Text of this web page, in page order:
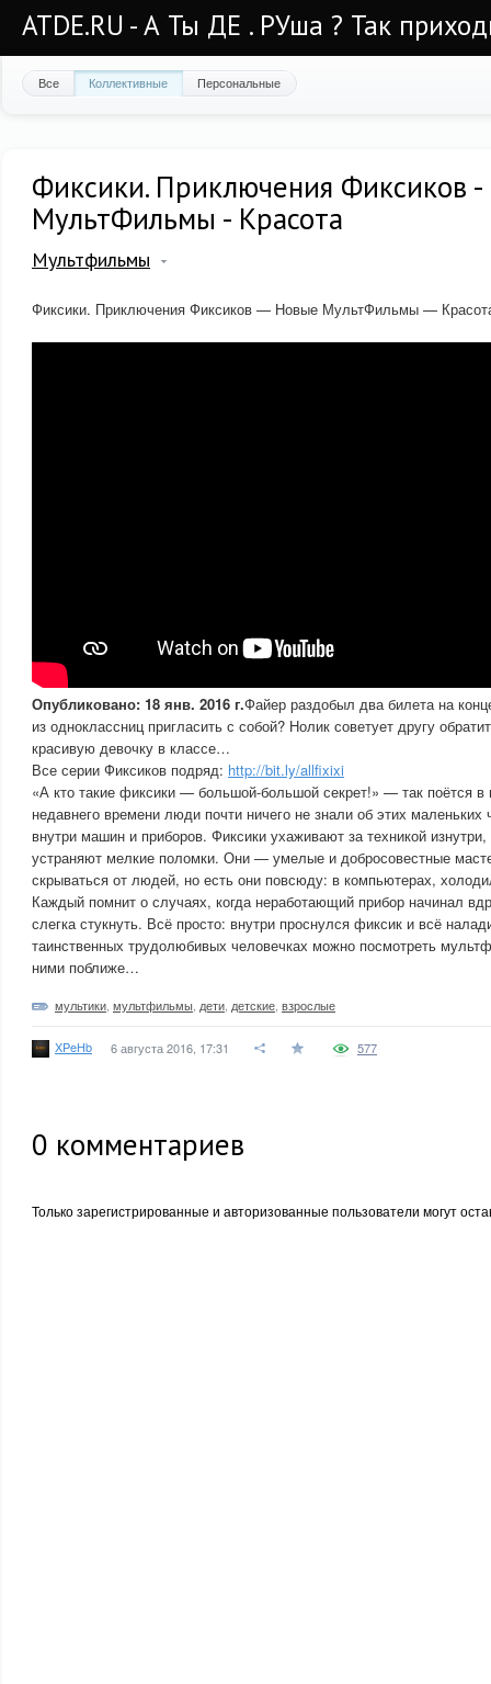
ATDE.RU - А Ты ДЕ . РУша ? Так
Все Коллективные Персональные
Фиксики. Приключения Фиксиков
МультФильмы - Красота
Мультфильмы
Фиксики. Приключения Фиксиков — Новые МультФильмы —
Опубликовано: 18 янв. 2016 г.Файер раздобыл два билета на
из одноклассниц пригласить с собой? Нолик советует другу
красивую девочку в классе…
Все серии Фиксиков подряд: http://bit.ly/allfixixi
«А кто такие фиксики — большой-большой секрет!» — так поётся в
недавнего времени люди почти ничего не знали об этих маленьких
внутри машин и приборов. Фиксики ухаживают за техникой
устраняют мелкие поломки. Они — умелые и добросовестные
скрываться от людей, но есть они повсюду: в компьютерах,
Каждый помнит о случаях, когда неработающий прибор начинал
слегка стукнуть. Всё просто: внутри проснулся фиксик и всё
таинственных трудолюбивых человечках можно посмотреть
ними поближе…
мультики мультфильмы дети детские взрослые
XPeHb 6 августа 2016, 17:31 577
0 комментариев
Только зарегистрированные и авторизованные пользователи могут